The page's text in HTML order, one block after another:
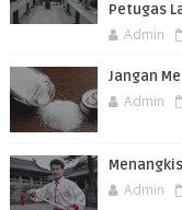
Petugas
Admin
Jangan
Admin
Admin